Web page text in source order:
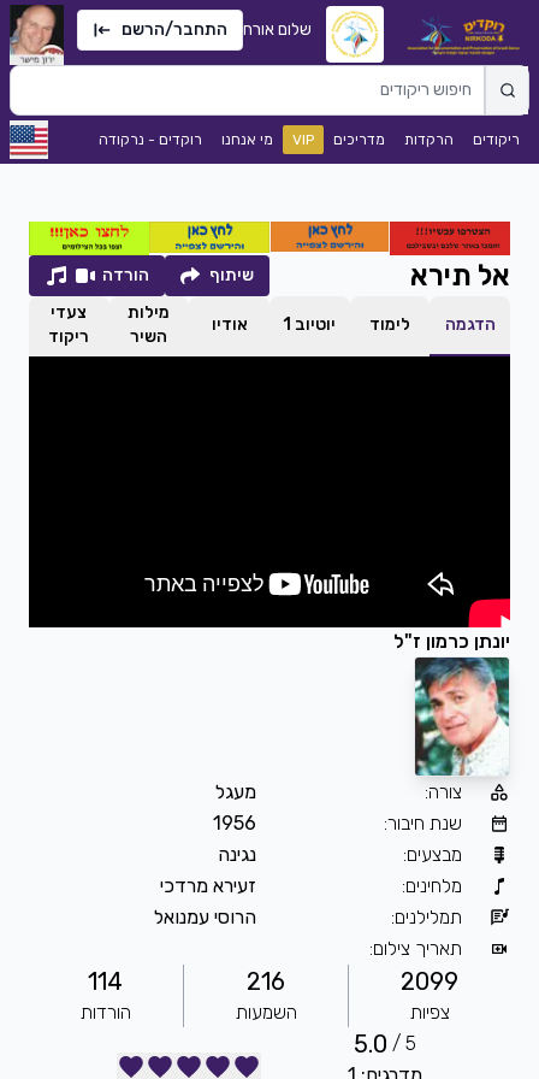
שלום אורח התחבר/הרשם
ריקודים הרקדות מדריכים VIP מי אנחנו רוקדים - נרקודה
אל תירא שיתוף הורדה
הדגמה לימוד יוטיוב 1 אודיו
מילות
השיר
צעדי
ריקוד
יונתן כרמון ז"ל
צורה:
מעגל
שנת חיבור:
1956
מבצעים:
נגינה
מלחינים:
זעירא מרדכי
תמלילנים:
הרוסי עמנואל
תאריך צילום:
2099
צפיות
216
השמעות
114
הורדות
5 /
5.0